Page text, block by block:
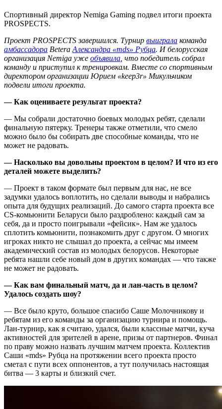
Спортивный директор Nemiga Gaming подвел итоги проекта
PROSPECTS.
Проект PROSPECTS завершился. Турнир выиграла команда
амбассадора Betera Александра «mds» Рубца. И белорусская
организация Nemiga уже объявила , что победитель собрал
команду и приступил к тренировкам. Вместе со спортивным
директором организации Юрием «keep3r» Микульчиком
подвели итоги проекта.
— Как оцениваете результат проекта?
— Мы собрали достаточно боевых молодых ребят, сделали
финальную пятерку. Тренеры также отметили, что смело
можно было бы собирать две способные команды, что не
может не радовать.
— Насколько вы довольны проектом в целом? И что из его
деталей можете выделить?
— Проект в таком формате был первым для нас, не все
задумки удалось воплотить, но сделали выводы и набрались
опыта для будущих реализаций. До самого старта проекта все
CS-комьюнити Беларуси было раздроблено: каждый сам за
себя, да и просто поигрывали «фейсик». Нам же удалось
сплотить комьюнити, познакомить друг с другом. О многих
игроках никто не слышал до проекта, а сейчас мы имеем
академический состав из молодых белорусов. Некоторые
ребята нашли себе новый дом в других командах — что также
не может не радовать.
— Как вам финальный матч, да и лан-часть в целом?
Удалось создать шоу?
— Все было круто, большое спасибо Саше Молочникову и
ребятам из его команды за организацию турнира и помощь.
Лан-турнир, как я считаю, удался, были классные матчи, куча
активностей для зрителей в арене, призы от партнеров. Финал
по праву можно назвать лучшим матчем проекта. Коллектив
Саши «mds» Рубца на протяжении всего проекта просто
сметал с пути всех оппонентов, а тут получилась настоящая
битва — 3 карты и близкий счет.